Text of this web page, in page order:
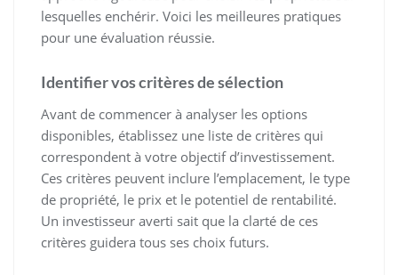
lesquelles enchérir. Voici les meilleures pratiques
pour une évaluation réussie.
Identifier vos critères de sélection
Avant de commencer à analyser les options
disponibles, établissez une liste de critères qui
correspondent à votre objectif d’investissement.
Ces critères peuvent inclure l’emplacement, le type
de propriété, le prix et le potentiel de rentabilité.
Un investisseur averti sait que la clarté de ces
critères guidera tous ses choix futurs.